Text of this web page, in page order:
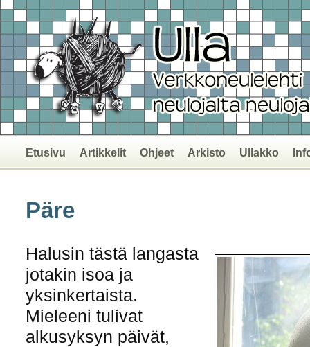
Etusivu Artikkelit Ohjeet Arkisto Ullakko
Päre
Halusin tästä langasta
jotakin isoa ja
yksinkertaista.
Mieleeni tulivat
alkusyksyn päivät,